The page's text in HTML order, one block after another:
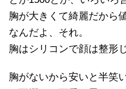
胸が大きくて綺麗だから
なんだよ、それ。
胸はシリコンで顔は整形
胸がないから安いと半笑